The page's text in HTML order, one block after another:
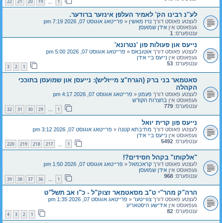
1
19
20
21
22
לע''נ רבינו הק' לאמיר העלפן אינזער ברודער.
לעצטע פאוסט דורך נויז מאשין « פרייטאג אוגוסט 07, 2026 7:19 pm
געפאוסט אין אידן שמועסן
ענטפערס: 1
נייעס און פעולות פון 'נטרונא'
לעצטע פאוסט דורך אוטובאס « פרייטאג אוגוסט 07, 2026 5:00 pm
געפאוסט אין נייעס ביי אידן
ענטפערס: 53
1
2
3
סאטמאר בני ברק (הגרח"צ מייזליש): נייעסן און שמועסן בתוככי
הקהלה
לעצטע פאוסט דורך פעמון « פרייטאג אוגוסט 07, 2026 4:17 pm
געפאוסט אין בחצרות הקודש
ענטפערס: 779
1
…
29
30
31
32
נייעס פון קרית יואל
לעצטע פאוסט דורך מתיבתא קטנה « פרייטאג אוגוסט 07, 2026 3:12 pm
געפאוסט אין נייעס ביי אידן
ענטפערס: 5492
1
217
218
219
220
"אלקותו" בקהל חסידים?!
לעצטע פאוסט דורך קראכמאל « פרייטאג אוגוסט 07, 2026 1:50 pm
געפאוסט אין אידן שמועסן
ענטפערס: 968
1
…
36
37
38
39
הרה"ק מהר"י ט"ב מסאטמאר זצוק"ל - כ"ו אב תשל"ט
לעצטע פאוסט דורך צווייטער « פרייטאג אוגוסט 07, 2026 1:35 pm
געפאוסט אין אידישע היסטאריע
ענטפערס: 82
1
2
3
4